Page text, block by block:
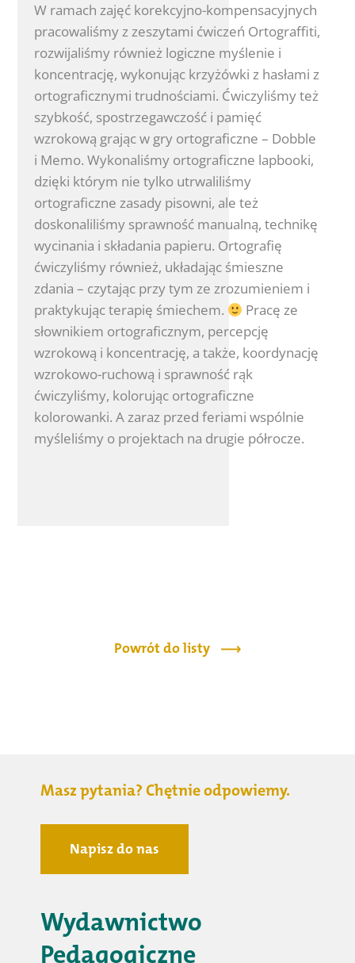
W ramach zajęć korekcyjno-kompensacyjnych
pracowaliśmy z zeszytami ćwiczeń Ortograffiti,
rozwijaliśmy również logiczne myślenie i
koncentrację, wykonując krzyżówki z hasłami z
ortograficznymi trudnościami. Ćwiczyliśmy też
szybkość, spostrzegawczość i pamięć
wzrokową grając w gry ortograficzne – Dobble
i Memo. Wykonaliśmy ortograficzne lapbooki,
dzięki którym nie tylko utrwaliliśmy
ortograficzne zasady pisowni, ale też
doskonaliliśmy sprawność manualną, technikę
wycinania i składania papieru. Ortografię
ćwiczyliśmy również, układając śmieszne
zdania – czytając przy tym ze zrozumieniem i
praktykując terapię śmiechem.
Pracę ze
słownikiem ortograficznym, percepcję
wzrokową i koncentrację, a także, koordynację
wzrokowo-ruchową i sprawność rąk
ćwiczyliśmy, kolorując ortograficzne
kolorowanki. A zaraz przed feriami wspólnie
myśleliśmy o projektach na drugie półrocze.
Powrót do listy
Masz pytania? Chętnie odpowiemy.
Napisz do nas
Wydawnictwo
Pedagogiczne